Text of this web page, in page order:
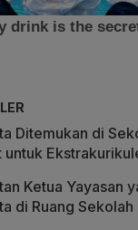
Ditemukan di
untuk
Ketua Yayasan
di Ruang Sekolah